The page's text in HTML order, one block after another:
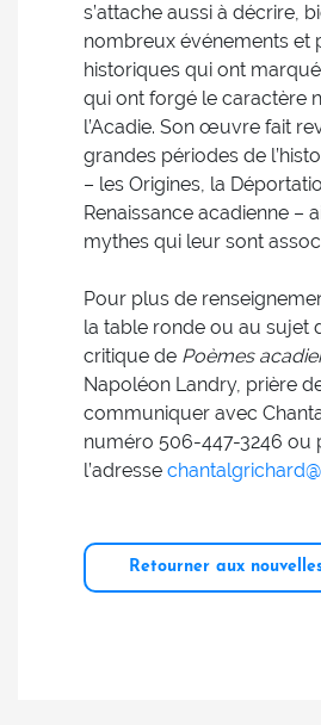
s’attache aussi à décrire,
nombreux événements et
historiques qui ont
qui ont forgé le caractère
l’Acadie. Son œuvre fait
grandes périodes de
– les Origines, la
Renaissance acadienne –
mythes qui leur sont
Pour plus de
la table ronde ou au sujet
critique de Poèmes
Napoléon Landry, prière
communiquer avec
numéro 506-447-3246 ou
l’adresse
Retourner aux